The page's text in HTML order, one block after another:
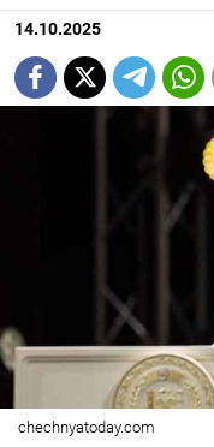
14.10.2025
chechnyatoday.com